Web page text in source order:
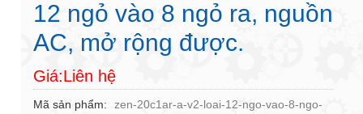
12 ngỏ vào 8 ngỏ ra, nguồn
AC, mở rộng được.
Giá:Liên hệ
Mã sản phẩm
zen-20c1ar-a-v2-loai-12-ngo-vao-8-ngo-